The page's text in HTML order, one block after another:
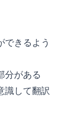
できるよう
分がある
識して翻訳